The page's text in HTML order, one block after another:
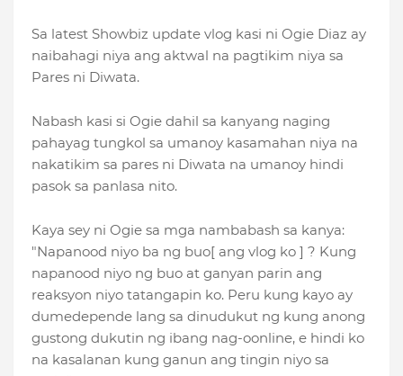
Sa latest Showbiz update vlog kasi ni Ogie Diaz ay
naibahagi niya ang aktwal na pagtikim niya sa
Pares ni Diwata.
Nabash kasi si Ogie dahil sa kanyang naging
pahayag tungkol sa umanoy kasamahan niya na
nakatikim sa pares ni Diwata na umanoy hindi
pasok sa panlasa nito.
Kaya sey ni Ogie sa mga nambabash sa kanya:
"Napanood niyo ba ng buo[ ang vlog ko ] ? Kung
napanood niyo ng buo at ganyan parin ang
reaksyon niyo tatangapin ko. Peru kung kayo ay
dumedepende lang sa dinudukut ng kung anong
gustong dukutin ng ibang nag-oonline, e hindi ko
na kasalanan kung ganun ang tingin niyo sa